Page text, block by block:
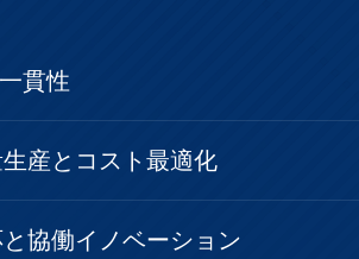
貫性
産とコスト最適化
協働イノベーション